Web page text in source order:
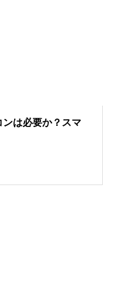
は必要か？スマ